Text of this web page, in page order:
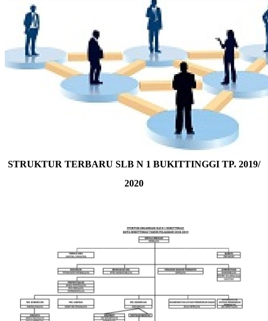
STRUKTUR TERBARU SLB N 1 BUKITTINGGI TP. 2019/
2020